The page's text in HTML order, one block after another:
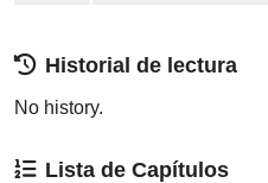
Historial de lectura
No history.
Lista de Capítulos